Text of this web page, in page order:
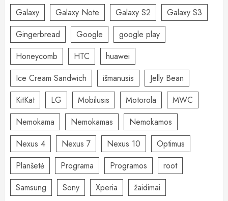
Galaxy
Galaxy Note Galaxy S2
Galaxy S3
Gingerbread
Google
google play
Honeycomb
HTC
huawei
Ice Cream Sandwich
išmanusis
Jelly Bean
KitKat
LG Mobilusis Motorola
MWC
Nemokama
Nemokamas
Nemokamos
Nexus 4
Nexus 7 Nexus 10
Optimus
Planšetė
Programa Programos
root
Samsung
Sony Xperia žaidimai